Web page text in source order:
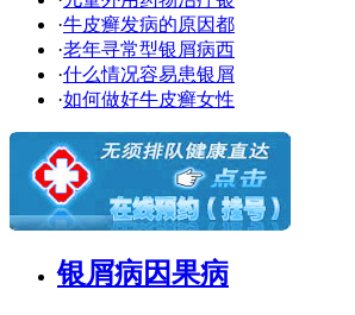
·牛皮癣发病的原因都
·老年寻常型银屑病西
·什么情况容易患银屑
·如何做好牛皮癣女性
银屑病因果病